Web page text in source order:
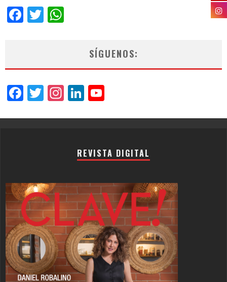
Facebook
Twitter
SÍGUENOS:
Facebook
Twitter
Instagram
LinkedIn
REVISTA DIGITAL